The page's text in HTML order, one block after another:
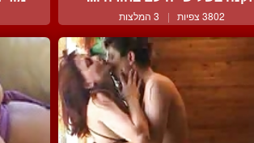
3802 צפיות | 3 המלצות